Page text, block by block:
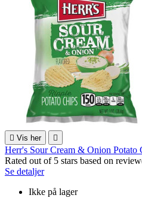
 Vis her 
Herr's Sour Cream & Onion Potato
Rated out of 5 stars based on
Se detaljer
Ikke på lager